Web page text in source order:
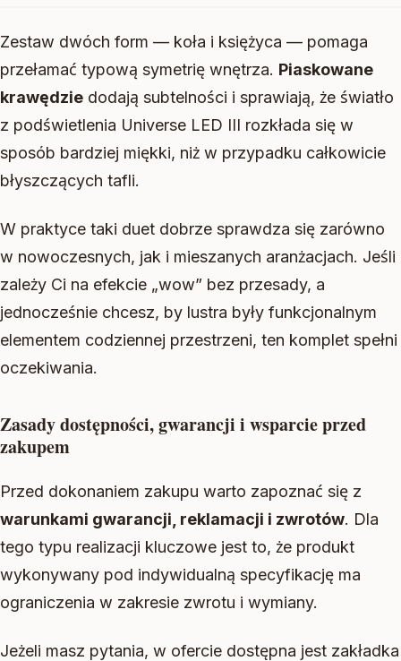
Zestaw dwóch form — koła i księżyca — pomaga
przełamać typową symetrię wnętrza. Piaskowane
krawędzie dodają subtelności i sprawiają, że światło
z podświetlenia Universe LED III rozkłada się w
sposób bardziej miękki, niż w przypadku całkowicie
błyszczących tafli.
W praktyce taki duet dobrze sprawdza się zarówno
w nowoczesnych, jak i mieszanych aranżacjach. Jeśli
zależy Ci na efekcie „wow” bez przesady, a
jednocześnie chcesz, by lustra były funkcjonalnym
elementem codziennej przestrzeni, ten komplet spełni
oczekiwania.
Zasady dostępności, gwarancji i wsparcie przed
zakupem
Przed dokonaniem zakupu warto zapoznać się z
warunkami gwarancji, reklamacji i zwrotów. Dla
tego typu realizacji kluczowe jest to, że produkt
wykonywany pod indywidualną specyfikację ma
ograniczenia w zakresie zwrotu i wymiany.
Jeżeli masz pytania, w ofercie dostępna jest zakładka